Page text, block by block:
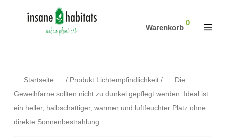
Warenkorb
0
Startseite / Produkt Lichtempfindlichkeit /
Die
Geweihfarne sollten nicht zu dunkel gepflegt werden. Ideal ist
ein heller, halbschattiger, warmer und luftfeuchter Platz ohne
direkte Sonnenbestrahlung.